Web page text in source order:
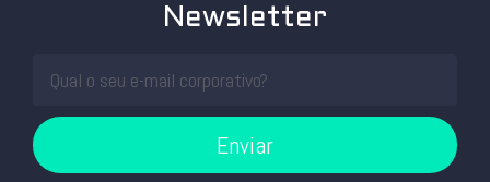
Newsletter
Enviar